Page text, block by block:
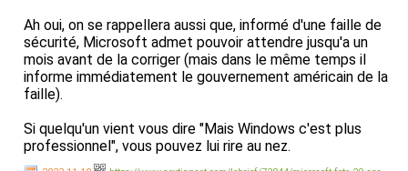
Ah oui, on se rappellera aussi que, informé d'une faille de
sécurité, Microsoft admet pouvoir attendre jusqu'a un
mois avant de la corriger (mais dans le même temps il
informe immédiatement le gouvernement américain de la
faille).
Si quelqu'un vient vous dire "Mais Windows c'est plus
professionnel", vous pouvez lui rire au nez.